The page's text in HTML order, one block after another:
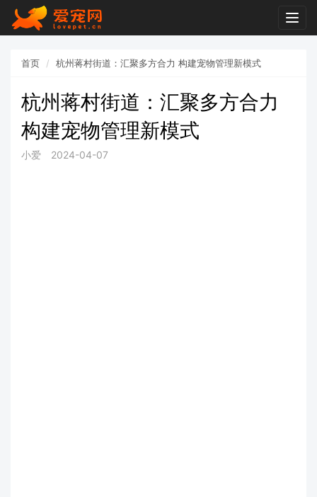
首页 杭州蒋村街道：汇聚多方合力 构建宠物管理新模式
杭州蒋村街道：汇聚多方合力
构建宠物管理新模式
小爱 2024-04-07